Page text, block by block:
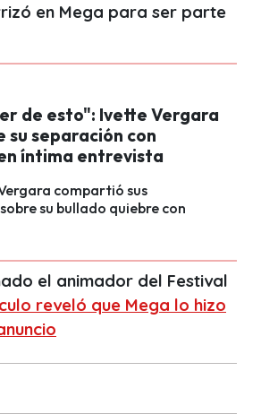
en Mega para ser parte
de esto": Ivette Vergara
separación con
íntima entrevista
compartió sus
su bullado quiebre con
el animador del Festival
reveló que Mega lo hizo